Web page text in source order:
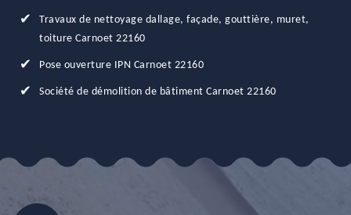
Travaux de nettoyage dallage, façade, gouttière, muret,
toiture Carnoet 22160
Pose ouverture IPN Carnoet 22160
Société de démolition de bâtiment Carnoet 22160